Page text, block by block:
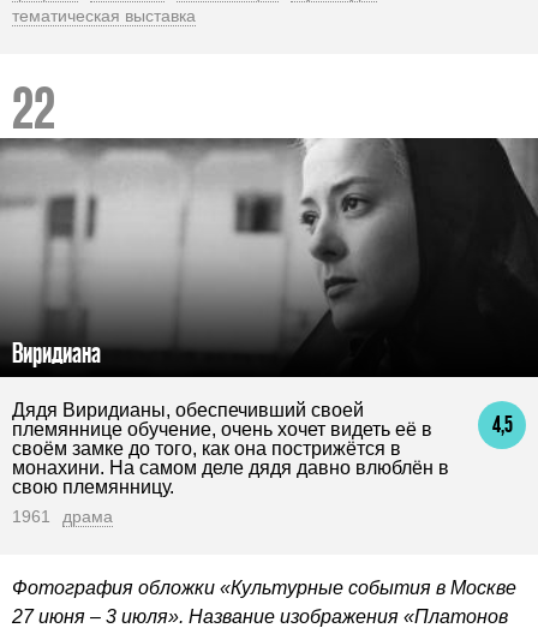
тематическая выставка
Виридиана
4,5
Дядя Виридианы, обеспечивший своей
племяннице обучение, очень хочет видеть её в
своём замке до того, как она пострижётся в
монахини. На самом деле дядя давно влюблён в
свою племянницу.
1961 драма
Фотография обложки «Культурные события в Москве
27 июня – 3 июля». Название изображения «Платонов